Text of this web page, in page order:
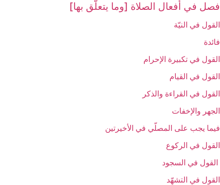
فصل في أفعال الصلاة [وما يتعلّق بها]
القول في النيّة
فائدة
القول في تكبيرة الإحرام‏
القول في القيام‏
القول في القراءة والذكر
الجهر والإخفات‏
فيما يجب على المصلّي في الأخيرتين‏
القول في الركوع‏
القول في السجود
القول في التشهّد